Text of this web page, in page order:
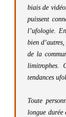
biais de
puissent
l’ufologie.
bien
de la
limitrophes.
tendances
Toute
longue durée